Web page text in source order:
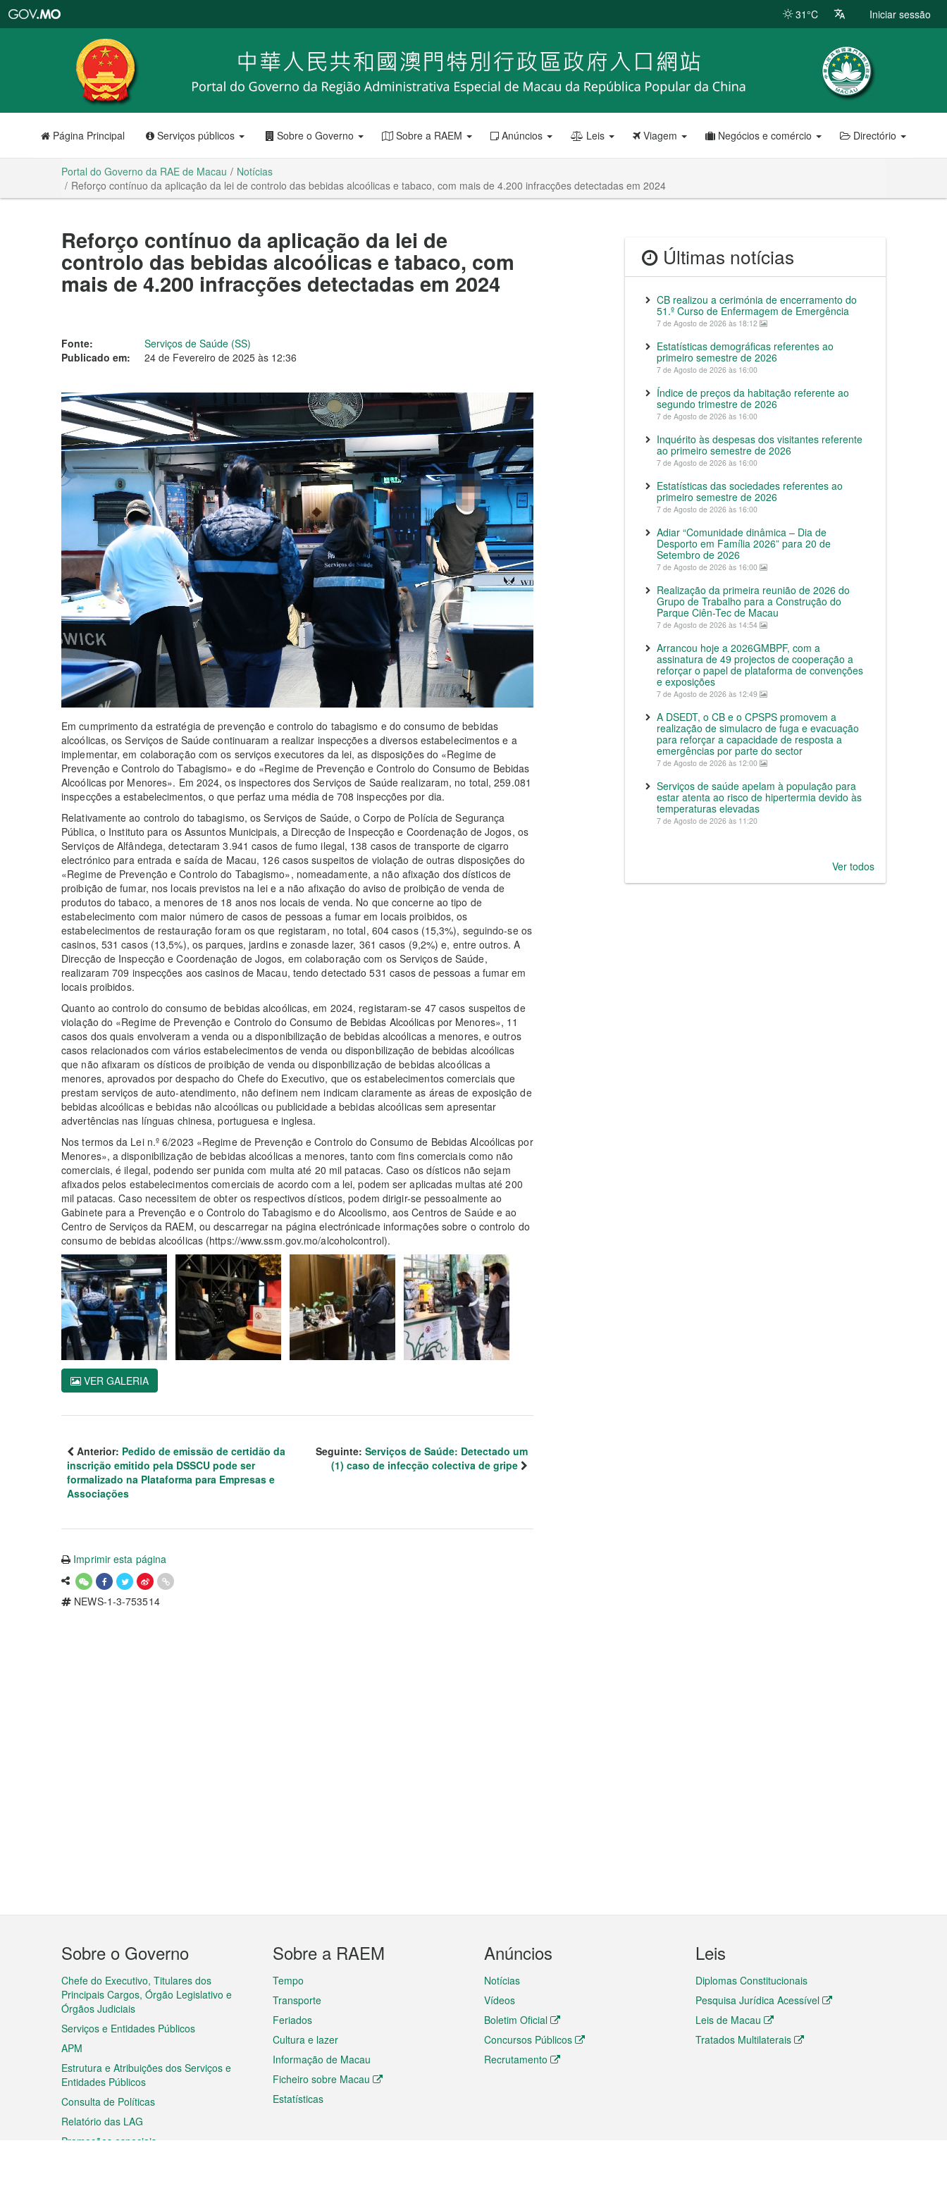
RAE
de
Macau
31°C Iniciar sessão
Página Principal Serviços públicos Sobre o Governo Sobre a RAEM Anúncios Leis Viagem Negócios e comércio Directório
Portal do Governo da RAE de Macau
Notícias
Reforço contínuo da aplicação da lei de controlo das bebidas alcoólicas e tabaco, com mais de 4.200 infracções detectadas em 2024
Reforço contínuo da aplicação da lei de
controlo das bebidas alcoólicas e tabaco, com
mais de 4.200 infracções detectadas em 2024
Fonte:
Serviços de Saúde (SS)
Publicado em:
24 de Fevereiro de 2025 às 12:36
Em cumprimento da estratégia de prevenção e controlo do tabagismo e do consumo de bebidas
alcoólicas, os Serviços de Saúde continuaram a realizar inspecções a diversos estabelecimentos e a
implementar, em colaboração com os serviços executores da lei, as disposições do «Regime de
Prevenção e Controlo do Tabagismo» e do «Regime de Prevenção e Controlo do Consumo de Bebidas
Alcoólicas por Menores». Em 2024, os inspectores dos Serviços de Saúde realizaram, no total, 259.081
inspecções a estabelecimentos, o que perfaz uma média de 708 inspecções por dia.
Relativamente ao controlo do tabagismo, os Serviços de Saúde, o Corpo de Polícia de Segurança
Pública, o Instituto para os Assuntos Municipais, a Direcção de Inspecção e Coordenação de Jogos, os
Serviços de Alfândega, detectaram 3.941 casos de fumo ilegal, 138 casos de transporte de cigarro
electrónico para entrada e saída de Macau, 126 casos suspeitos de violação de outras disposições do
«Regime de Prevenção e Controlo do Tabagismo», nomeadamente, a não afixação dos dísticos de
proibição de fumar, nos locais previstos na lei e a não afixação do aviso de proibição de venda de
produtos do tabaco, a menores de 18 anos nos locais de venda. No que concerne ao tipo de
estabelecimento com maior número de casos de pessoas a fumar em locais proibidos, os
estabelecimentos de restauração foram os que registaram, no total, 604 casos (15,3%), seguindo-se os
casinos, 531 casos (13,5%), os parques, jardins e zonasde lazer, 361 casos (9,2%) e, entre outros. A
Direcção de Inspecção e Coordenação de Jogos, em colaboração com os Serviços de Saúde,
realizaram 709 inspecções aos casinos de Macau, tendo detectado 531 casos de pessoas a fumar em
locais proibidos.
Quanto ao controlo do consumo de bebidas alcoólicas, em 2024, registaram-se 47 casos suspeitos de
violação do «Regime de Prevenção e Controlo do Consumo de Bebidas Alcoólicas por Menores», 11
casos dos quais envolveram a venda ou a disponibilização de bebidas alcoólicas a menores, e outros
casos relacionados com vários estabelecimentos de venda ou disponbilização de bebidas alcoólicas
que não afixaram os dísticos de proibição de venda ou disponbilização de bebidas alcoólicas a
menores, aprovados por despacho do Chefe do Executivo, que os estabelecimentos comerciais que
prestam serviços de auto-atendimento, não definem nem indicam claramente as áreas de exposição de
bebidas alcoólicas e bebidas não alcoólicas ou publicidade a bebidas alcoólicas sem apresentar
advertências nas línguas chinesa, portuguesa e inglesa.
Nos termos da Lei n.º 6/2023 «Regime de Prevenção e Controlo do Consumo de Bebidas Alcoólicas por
Menores», a disponibilização de bebidas alcoólicas a menores, tanto com fins comerciais como não
comerciais, é ilegal, podendo ser punida com multa até 20 mil patacas. Caso os dísticos não sejam
afixados pelos estabelecimentos comerciais de acordo com a lei, podem ser aplicadas multas até 200
mil patacas. Caso necessitem de obter os respectivos dísticos, podem dirigir-se pessoalmente ao
Gabinete para a Prevenção e o Controlo do Tabagismo e do Alcoolismo, aos Centros de Saúde e ao
Centro de Serviços da RAEM, ou descarregar na página electrónicade informações sobre o controlo do
consumo de bebidas alcoólicas (https://www.ssm.gov.mo/alcoholcontrol).
VER GALERIA
Anterior: Pedido de emissão de certidão da
inscrição emitido pela DSSCU pode ser
formalizado na Plataforma para Empresas e
Associações
Seguinte: Serviços de Saúde: Detectado um
(1) caso de infecção colectiva de gripe
Imprimir esta página
NEWS-1-3-753514
Últimas notícias
CB realizou a cerimónia de encerramento do
51.º Curso de Enfermagem de Emergência
7 de Agosto de 2026 às 18:12
Estatísticas demográficas referentes ao
primeiro semestre de 2026
7 de Agosto de 2026 às 16:00
Índice de preços da habitação referente ao
segundo trimestre de 2026
7 de Agosto de 2026 às 16:00
Inquérito às despesas dos visitantes referente
ao primeiro semestre de 2026
7 de Agosto de 2026 às 16:00
Estatísticas das sociedades referentes ao
primeiro semestre de 2026
7 de Agosto de 2026 às 16:00
Adiar “Comunidade dinâmica – Dia de
Desporto em Família 2026” para 20 de
Setembro de 2026
7 de Agosto de 2026 às 16:00
Realização da primeira reunião de 2026 do
Grupo de Trabalho para a Construção do
Parque Ciên-Tec de Macau
7 de Agosto de 2026 às 14:54
Arrancou hoje a 2026GMBPF, com a
assinatura de 49 projectos de cooperação a
reforçar o papel de plataforma de convenções
e exposições
7 de Agosto de 2026 às 12:49
A DSEDT, o CB e o CPSPS promovem a
realização de simulacro de fuga e evacuação
para reforçar a capacidade de resposta a
emergências por parte do sector
7 de Agosto de 2026 às 12:00
Serviços de saúde apelam à população para
estar atenta ao risco de hipertermia devido às
temperaturas elevadas
7 de Agosto de 2026 às 11:20
Ver todos
Menu
do
rodapé
Sobre o Governo
Chefe do Executivo, Titulares dos
Principais Cargos, Órgão Legislativo e
Órgãos Judiciais
Serviços e Entidades Públicos
APM
Estrutura e Atribuições dos Serviços e
Entidades Públicos
Consulta de Políticas
Relatório das LAG
Promoções especiais
Sobre a RAEM
Tempo
Transporte
Feriados
Cultura e lazer
Informação de Macau
Ficheiro sobre Macau
Estatísticas
Anúncios
Notícias
Vídeos
Boletim Oficial
Concursos Públicos
Recrutamento
Leis
Diplomas Constitucionais
Pesquisa Jurídica Acessível
Leis de Macau
Tratados Multilaterais